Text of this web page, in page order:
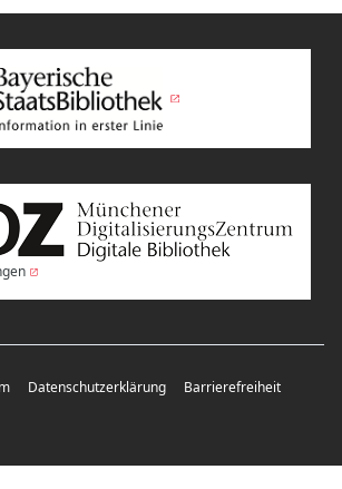
Datenschutzerklärung Barrierefreiheit